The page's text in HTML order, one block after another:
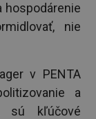
hospodárenie
nie
v PENTA
a
sú kľúčové